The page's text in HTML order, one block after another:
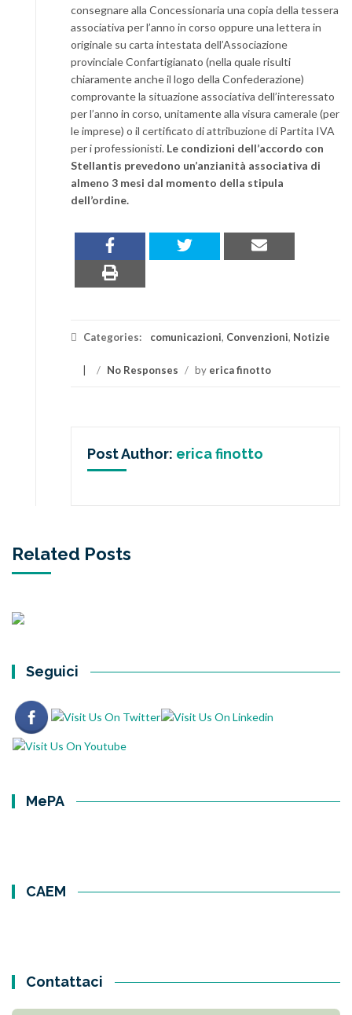
consegnare alla Concessionaria una copia della tessera
associativa per l’anno in corso oppure una lettera in
originale su carta intestata dell’Associazione
provinciale Confartigianato (nella quale risulti
chiaramente anche il logo della Confederazione)
comprovante la situazione associativa dell’interessato
per l’anno in corso, unitamente alla visura camerale (per
le imprese) o il certificato di attribuzione di Partita IVA
per i professionisti. Le condizioni dell’accordo con
Stellantis prevedono un’anzianità associativa di
almeno 3 mesi dal momento della stipula
dell’ordine.
Categories: comunicazioni, Convenzioni, Notizie
/ No Responses / by erica finotto
Post Author: erica finotto
Related Posts
Seguici
MePA
CAEM
Contattaci